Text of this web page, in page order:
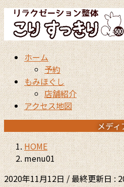
コ
ン
テ
ン
ツ
に
移
動
ナ
ビ
ゲ
ー
シ
ョ
ン
に
移
動
ホーム
予約
もみほぐし
店舗紹介
アクセス地図
メディ
HOME
menu01
2020年11月12日/ 最終更新日 :